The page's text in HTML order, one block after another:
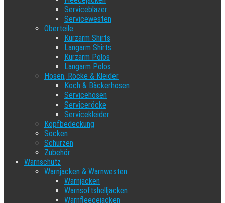
Serviceblazer
Servicewesten
Oberteile
Kurzarm Shirts
Langarm Shirts
Kurzarm Polos
Langarm Polos
Hosen, Röcke & Kleider
Koch & Bäckerhosen
Servicehosen
Serviceröcke
Servicekleider
Kopfbedeckung
Socken
Schürzen
Zubehör
Warnschutz
Warnjacken & Warnwesten
Warnjacken
Warnsoftshelljacken
Warnfleecejacken